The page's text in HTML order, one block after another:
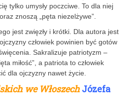
tylko umysły poczciwe. To dla niej
znoszą „pęta niezelżywe”.
jest zwięzły i krótki. Dla autora jest
człowiek powinien być gotów
Sakralizuje patriotyzm –
miłość”, a patriota to człowiek
dla ojczyzny nawet życie.
we Włoszech Józefa